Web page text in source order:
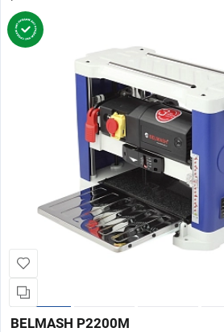
BELMASH P2200M